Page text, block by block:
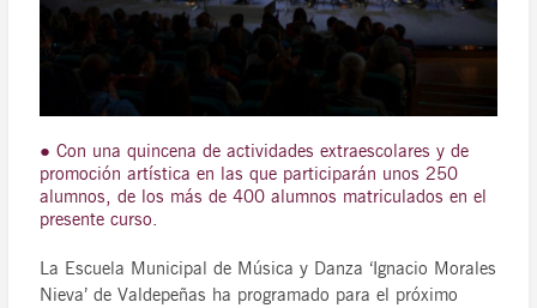
● Con una quincena de actividades extraescolares y de
promoción artística en las que participarán unos 250
alumnos, de los más de 400 alumnos matriculados en el
presente curso.
La Escuela Municipal de Música y Danza ‘Ignacio Morales
Nieva’ de Valdepeñas ha programado para el próximo